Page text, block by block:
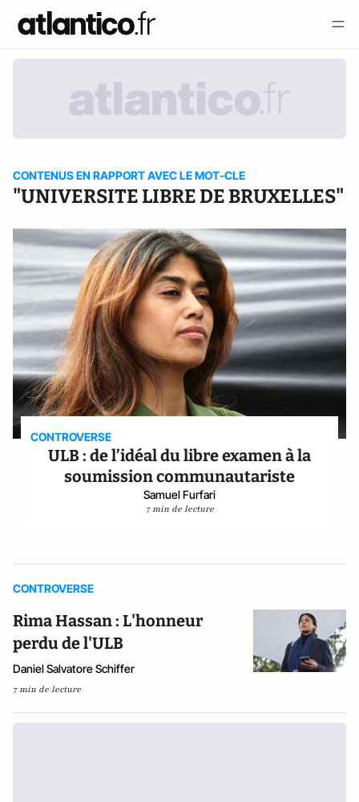
CONTENUS EN RAPPORT AVEC LE MOT-CLE
"UNIVERSITE LIBRE DE BRUXELLES"
CONTROVERSE
ULB : de l’idéal du libre examen à la
soumission communautariste
Samuel Furfari
7 min de lecture
CONTROVERSE
Rima Hassan : L'honneur
perdu de l'ULB
Daniel Salvatore Schiffer
7 min de lecture